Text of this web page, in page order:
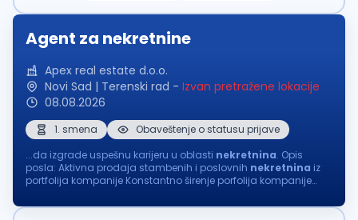
Agent za nekretnine
Apex real estate d.o.o.
Novi Sad | Terenski rad - Izvan pretražene lokacije
08.08.2026
1. smena
Obaveštenje o statusu prijave
...da izgrade uspešnu karijeru u oblasti nekretnina. Opis
posla: Aktivna prodaja stambenih i poslovnih nekretnina iz
portfolija kompanije Konstantno širenje porfolija kompanije
izdavanje Vođenje kompletne...